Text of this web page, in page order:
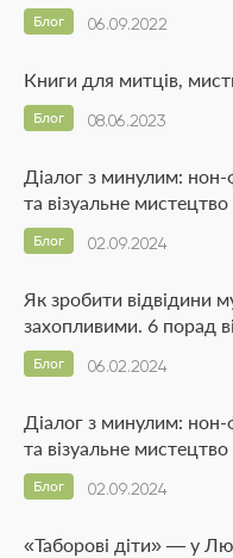
06.09.2022
Блог
Книги для митців,
08.06.2023
Блог
Діалог з минулим: нон-
та візуальне мистецтво
02.09.2024
Блог
Як зробити відвідини
захопливими. 6 порад
06.02.2024
Блог
Діалог з минулим: нон-
та візуальне мистецтво
02.09.2024
Блог
«Таборові діти» — у